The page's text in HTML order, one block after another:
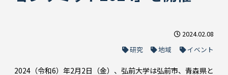
2024.02.08
研究
地域 イベント
2024（令和6）年2月2日（金）、弘前大学は弘前市、青森県と